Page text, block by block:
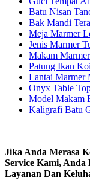
Batu Nisan
Bak Mandi
Meja Marmer
Jenis Marmer
Makam
Patung Ikan
Lantai Marmer
Onyx Table
Model Makam
Kaligrafi Batu
Jika Anda Merasa
Service Kami, Anda
Layanan Dan